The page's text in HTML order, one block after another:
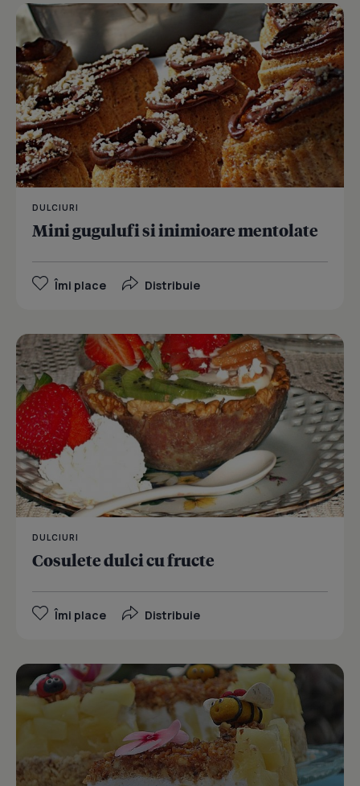
DULCIURI
Mini gugulufi si inimioare mentolate
Îmi place Distribuie
DULCIURI
Cosulete dulci cu fructe
Îmi place Distribuie